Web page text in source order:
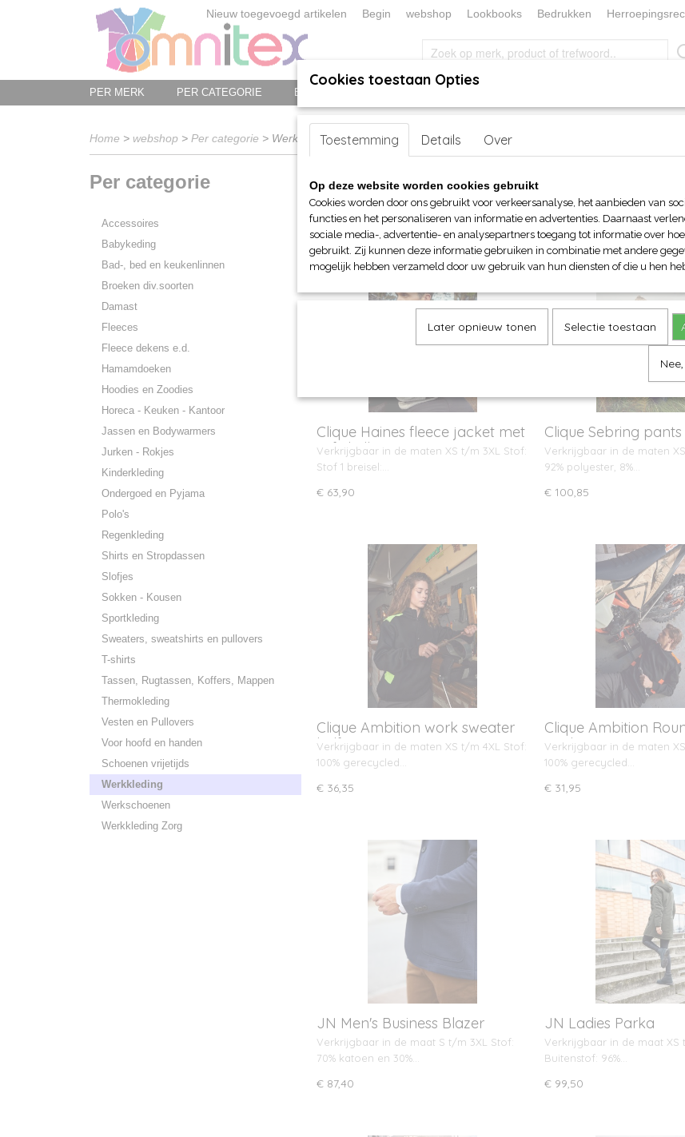
Nieuw toegevoegd artikelen Begin webshop Lookbooks Bedrukken
PER MERK PER CATEGORIE BED-, BAD-, KEUKEN EN TAFELLINNEN
Home > webshop > Per categorie > Werkkleding
Per categorie
Accessoires
Babykeding
Bad-, bed en keukenlinnen
Broeken div.soorten
Damast
Fleeces
Fleece dekens e.d.
Hamamdoeken
Hoodies en Zoodies
Horeca - Keuken - Kantoor
Jassen en Bodywarmers
Jurken - Rokjes
Kinderkleding
Ondergoed en Pyjama
Polo's
Regenkleding
Shirts en Stropdassen
Slofjes
Sokken - Kousen
Sportkleding
Sweaters, sweatshirts en pullovers
T-shirts
Tassen, Rugtassen, Koffers, Mappen
Thermokleding
Vesten en Pullovers
Voor hoofd en handen
Schoenen vrijetijds
Werkkleding
Werkschoenen
Werkkleding Zorg
Sorteer op:
Clique Haines fleece jacket met
softshell
Verkrijgbaar in de maten XS t/m 3XL Stof:
Stof 1 breisel:…
€ 63,90
Clique Sebring pants
Verkrijgbaar in de maten
92% polyester, 8%…
€ 100,85
Clique Ambition work sweater
half zip unisex
Verkrijgbaar in de maten XS t/m 4XL Stof:
100% gerecycled…
€ 36,35
Clique Ambition
work sweater unisex
Verkrijgbaar in de maten
100% gerecycled…
€ 31,95
JN Men's Business Blazer
Verkrijgbaar in de maat S t/m 3XL Stof:
70% katoen en 30%…
€ 87,40
JN Ladies Parka
Verkrijgbaar in de maat XS
Buitenstof: 96%…
€ 99,50
Cookies toestaan Opties
Toestemming Details Over
Op deze website worden cookies gebruikt
Cookies worden door ons gebruikt voor verkeersanalyse, het aanbieden van
functies en het personaliseren van informatie en advertenties. Daarnaast
sociale media-, advertentie- en analysepartners toegang tot informatie over
gebruikt. Zij kunnen deze informatie gebruiken in combinatie met andere
mogelijk hebben verzameld door uw gebruik van hun diensten of die u hen
Later opnieuw tonen Selectie toestaan